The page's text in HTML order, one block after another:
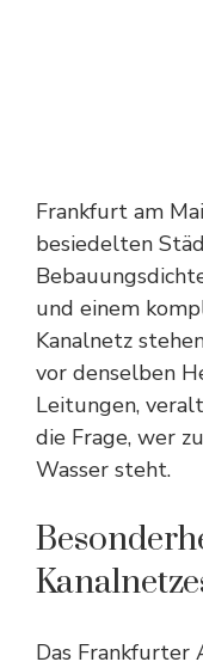
Frankfurt am
besiedelten
und einem
Kanalnetz
vor denselben
Leitungen,
die Frage, wer
Wasser steht.
Das Frankfurter